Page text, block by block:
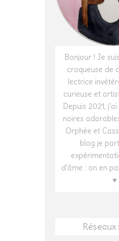
Bonjour ! Je
croqueuse de
lectrice
curieuse et
Depuis 2021,
noires
Orphée et
blog je
d'âme : on en
♥
Réseaux